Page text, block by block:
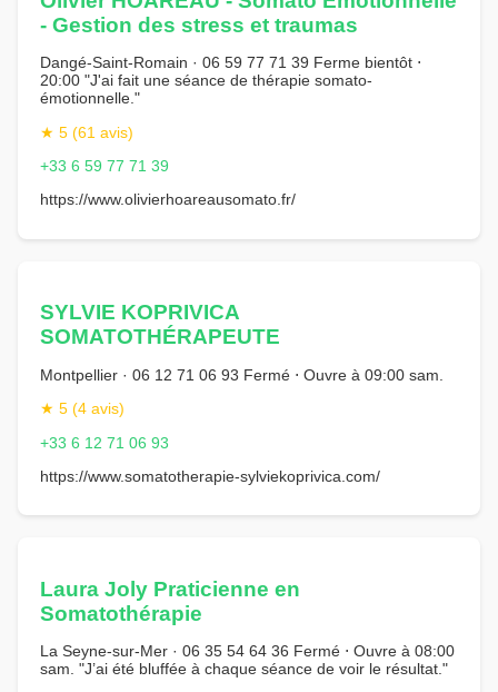
- Gestion des stress et traumas
Dangé-Saint-Romain · 06 59 77 71 39 Ferme bientôt ⋅
20:00 "J'ai fait une séance de thérapie somato-
émotionnelle."
★ 5 (61 avis)
+33 6 59 77 71 39
https://www.olivierhoareausomato.fr/
SYLVIE KOPRIVICA
SOMATOTHÉRAPEUTE
Montpellier · 06 12 71 06 93 Fermé ⋅ Ouvre à 09:00 sam.
★ 5 (4 avis)
+33 6 12 71 06 93
https://www.somatotherapie-sylviekoprivica.com/
Laura Joly Praticienne en
Somatothérapie
La Seyne-sur-Mer · 06 35 54 64 36 Fermé ⋅ Ouvre à 08:00
sam. "J’ai été bluffée à chaque séance de voir le résultat."